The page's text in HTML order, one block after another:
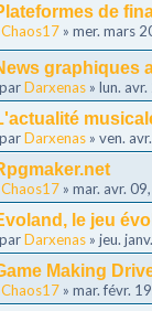
de
Chaos17 » mer. mars
graphiques
parDarxenas » lun.
parDarxenas » ven.
Chaos17 » mar. avr.
le jeu
parDarxenas » jeu.
Making
Chaos17 » mar. févr.